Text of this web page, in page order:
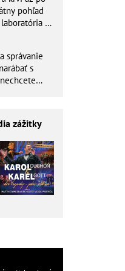
pohľad
na
správanie
s
zážitky